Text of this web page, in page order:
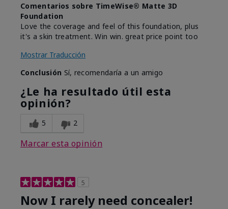
Comentarios sobre TimeWise® Matte 3D
Foundation
Love the coverage and feel of this foundation, plus
it's a skin treatment. Win win. great price point too
Mostrar Traducción
Conclusión Sí, recomendaría a un amigo
¿Le ha resultado útil esta
opinión?
5 2
Marcar esta opinión
5
Now I rarely need concealer!